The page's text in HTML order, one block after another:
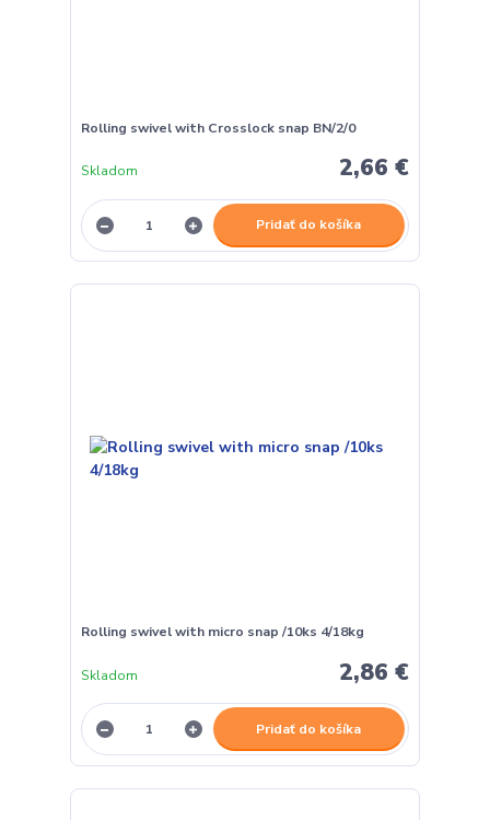
Rolling swivel with Crosslock snap BN/2/0
2,66 €
Skladom
Pridať do košíka
Rolling swivel with micro snap /10ks 4/18kg
2,86 €
Skladom
Pridať do košíka